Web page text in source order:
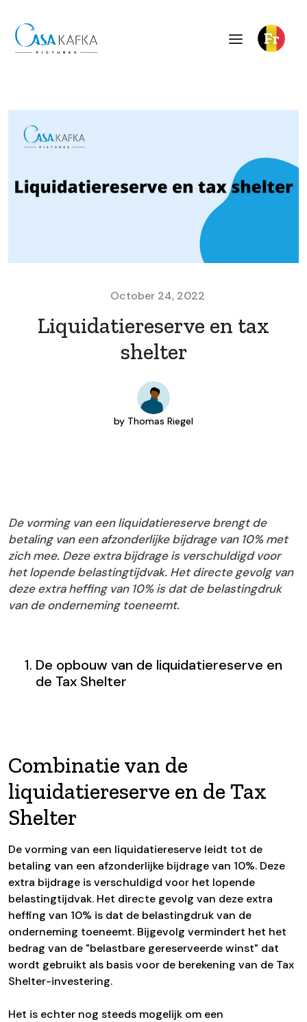
October 24, 2022
Liquidatiereserve en tax
shelter
by Thomas Riegel
De vorming van een liquidatiereserve brengt de
betaling van een afzonderlijke bijdrage van 10% met
zich mee. Deze extra bijdrage is verschuldigd voor
het lopende belastingtijdvak. Het directe gevolg van
deze extra heffing van 10% is dat de belastingdruk
van de onderneming toeneemt.
De opbouw van de liquidatiereserve en
de Tax Shelter
Combinatie van de
liquidatiereserve en de Tax
Shelter
De vorming van een liquidatiereserve leidt tot de
betaling van een afzonderlijke bijdrage van 10%. Deze
extra bijdrage is verschuldigd voor het lopende
belastingtijdvak. Het directe gevolg van deze extra
heffing van 10% is dat de belastingdruk van de
onderneming toeneemt. Bijgevolg vermindert het het
bedrag van de "belastbare gereserveerde winst" dat
wordt gebruikt als basis voor de berekening van de Tax
Shelter-investering.
Het is echter nog steeds mogelijk om een